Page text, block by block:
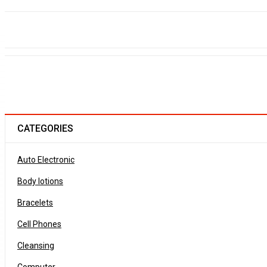
CATEGORIES
Auto Electronic
Body lotions
Bracelets
Cell Phones
Cleansing